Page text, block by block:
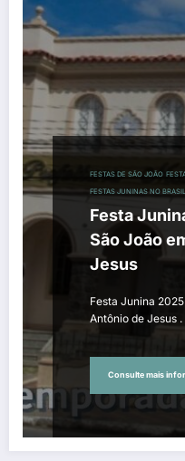
FESTAS DE SÃO JOÃO
FESTAS JUNINAS NO BRASIL
Festa
São João
Jesus
Festa Junina
Antônio de Jesus
Consulte mais